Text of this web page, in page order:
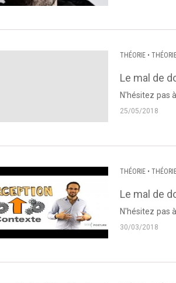
THÉORIE•
Le mal de
N'hésitez pas à
25/05/2018
THÉORIE•
Le mal de
N'hésitez pas à
30/03/2018